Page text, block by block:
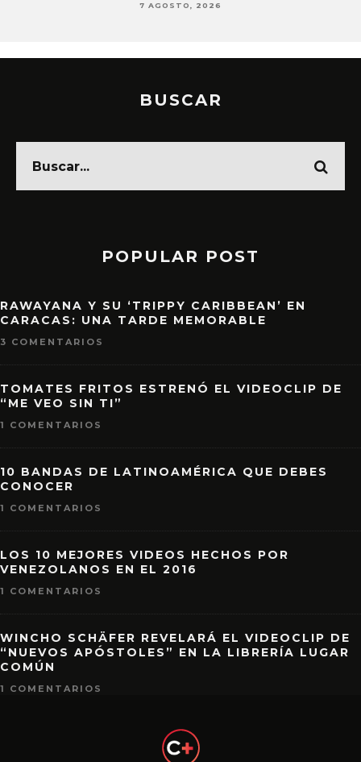
7 AGOSTO, 2026
BUSCAR
POPULAR POST
RAWAYANA Y SU ‘TRIPPY CARIBBEAN’ EN
CARACAS: UNA TARDE MEMORABLE
3 COMENTARIOS
TOMATES FRITOS ESTRENÓ EL VIDEOCLIP DE
“ME VEO SIN TI”
1 COMENTARIOS
10 BANDAS DE LATINOAMÉRICA QUE DEBES
CONOCER
1 COMENTARIOS
LOS 10 MEJORES VIDEOS HECHOS POR
VENEZOLANOS EN EL 2016
1 COMENTARIOS
WINCHO SCHÄFER REVELARÁ EL VIDEOCLIP DE
“NUEVOS APÓSTOLES” EN LA LIBRERÍA LUGAR
COMÚN
1 COMENTARIOS